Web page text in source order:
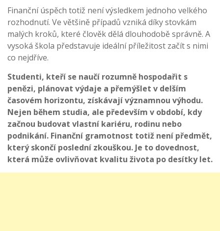
Finanční úspěch totiž není výsledkem jednoho velkého
rozhodnutí. Ve většině případů vzniká díky stovkám
malých kroků, které člověk dělá dlouhodobě správně. A
vysoká škola představuje ideální příležitost začít s nimi
co nejdříve.
Studenti, kteří se naučí rozumně hospodařit s
penězi, plánovat výdaje a přemýšlet v delším
časovém horizontu, získávají významnou výhodu.
Nejen během studia, ale především v období, kdy
začnou budovat vlastní kariéru, rodinu nebo
podnikání. Finanční gramotnost totiž není předmět,
který skončí poslední zkouškou. Je to dovednost,
která může ovlivňovat kvalitu života po desítky let.